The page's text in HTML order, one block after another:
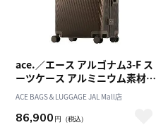
ace.／エース アルゴナム3-F ス
ーツケース アルミニウム素材
フレームタイプ 73リットル
05502
ACE BAGS＆LUGGAGE JAL Mall店
86,900 円 （税込）